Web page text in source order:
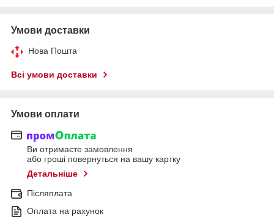
Умови доставки
Нова Пошта
Всі умови доставки
Умови оплати
Ви отримаєте замовлення
або гроші повернуться на вашу картку
Детальніше
Післяплата
Оплата на рахунок